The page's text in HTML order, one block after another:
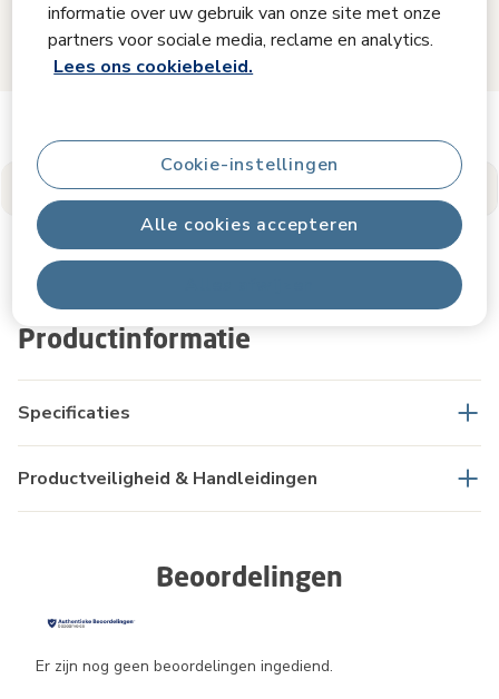
informatie over uw gebruik van onze site met onze
partners voor sociale media, reclame en analytics.
Lees ons cookiebeleid.
Alle cookies accepteren
Cookie-instellingen
Productinformatie
Specificaties
Productveiligheid & Handleidingen
Inclusief 24 maanden garantie
Productinformatie Reviews Deel je Maxi-Cosi-momenten
Beoordelingen
Er zijn nog geen beoordelingen ingediend.